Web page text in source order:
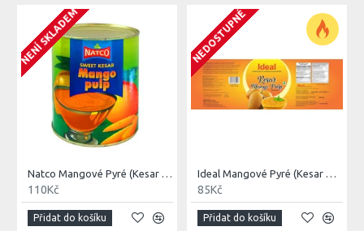
NENÍ SKLADEM
Natco Mangové Pyré (Kesar Mango Pulp) 850G
110Kč
Přidat do košíku
NEDOSTUPNÉ
Ideal Mangové Pyré (Kesar Mango Pulp) 850G
85Kč
Přidat do košíku